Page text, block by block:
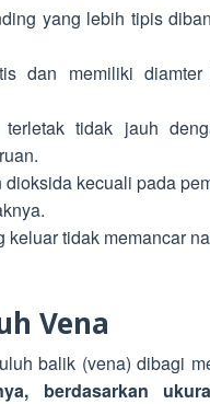
yang lebih tipis
dan memiliki
tidak jauh
kecuali pada
tidak memancar
Vena
balik (vena) dibagi
berdasarkan